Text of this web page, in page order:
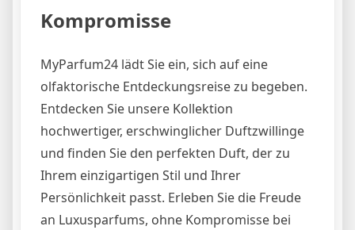
Kompromisse
MyParfum24 lädt Sie ein, sich auf eine
olfaktorische Entdeckungsreise zu begeben.
Entdecken Sie unsere Kollektion
hochwertiger, erschwinglicher Duftzwillinge
und finden Sie den perfekten Duft, der zu
Ihrem einzigartigen Stil und Ihrer
Persönlichkeit passt. Erleben Sie die Freude
an Luxusparfums, ohne Kompromisse bei